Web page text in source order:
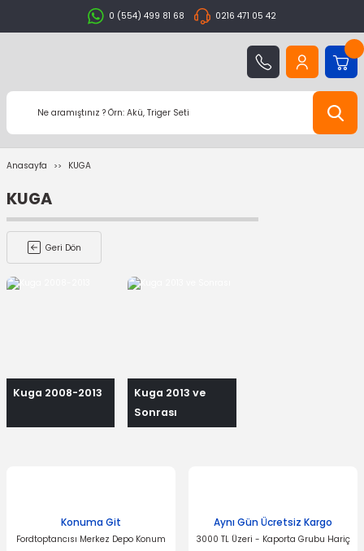
0 (554) 499 81 68 0216 471 05 42
Anasayfa KUGA
KUGA
Geri Dön
Kuga 2008-2013
Kuga 2013 ve
Sonrası
Konuma Git
Fordtoptancısı Merkez Depo Konum
Aynı Gün Ücretsiz Kargo
3000 TL Üzeri - Kaporta Grubu Hariç